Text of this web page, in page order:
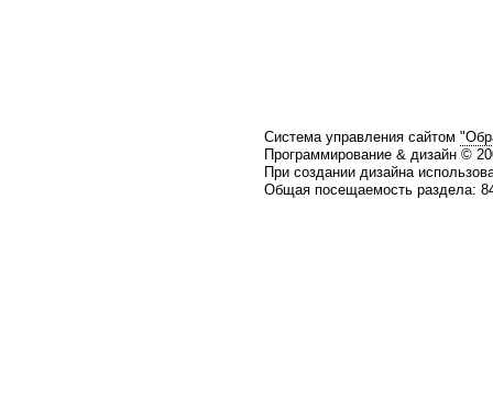
Система управления сайтом
Программирование & дизайн ©
При создании дизайна
Общая посещаемость раздела: